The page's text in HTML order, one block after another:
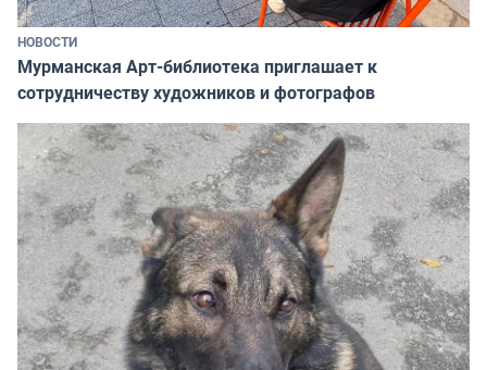
НОВОСТИ
Мурманская Арт-библиотека приглашает к
сотрудничеству художников и фотографов